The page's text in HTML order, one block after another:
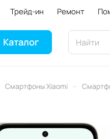
Трейд-ин Ремонт
Каталог
Смартфоны Xiaomi –